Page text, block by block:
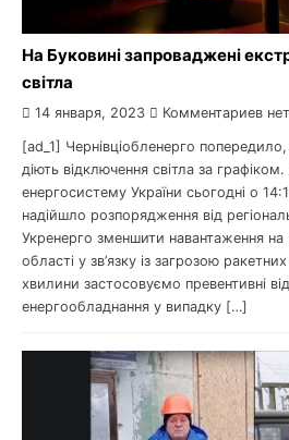
На Буковині запроваджені
світла
14 января, 2023 Комментариев нет
[ad_1] Чернівціобленерго
діють відключення світла за
енергосистему України сьогодні о
надійшло розпорядження від
Укренерго зменшити навантаження на
області у зв’язку із загрозою
хвилини застосовуємо превентивні
енергообладнання у випадку […]